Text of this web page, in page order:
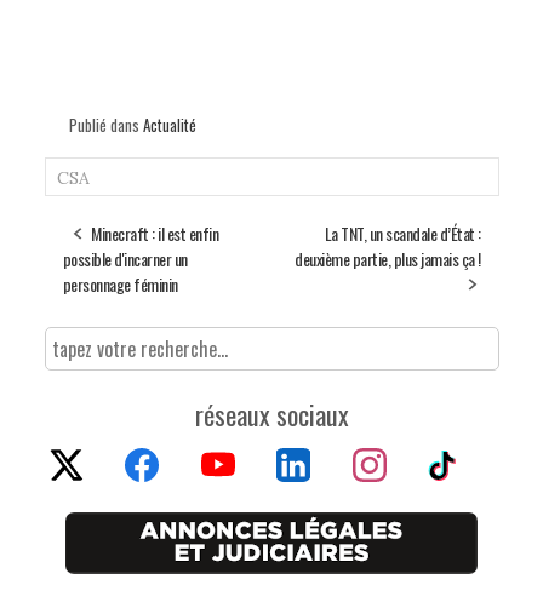
Publié dans Actualité
CSA
Minecraft : il est enfin
possible d'incarner un
personnage féminin
La TNT, un scandale d’État :
deuxième partie, plus jamais ça !
réseaux sociaux